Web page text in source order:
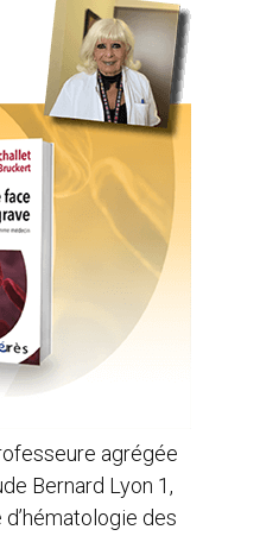
agrégée
Bernard Lyon 1,
des